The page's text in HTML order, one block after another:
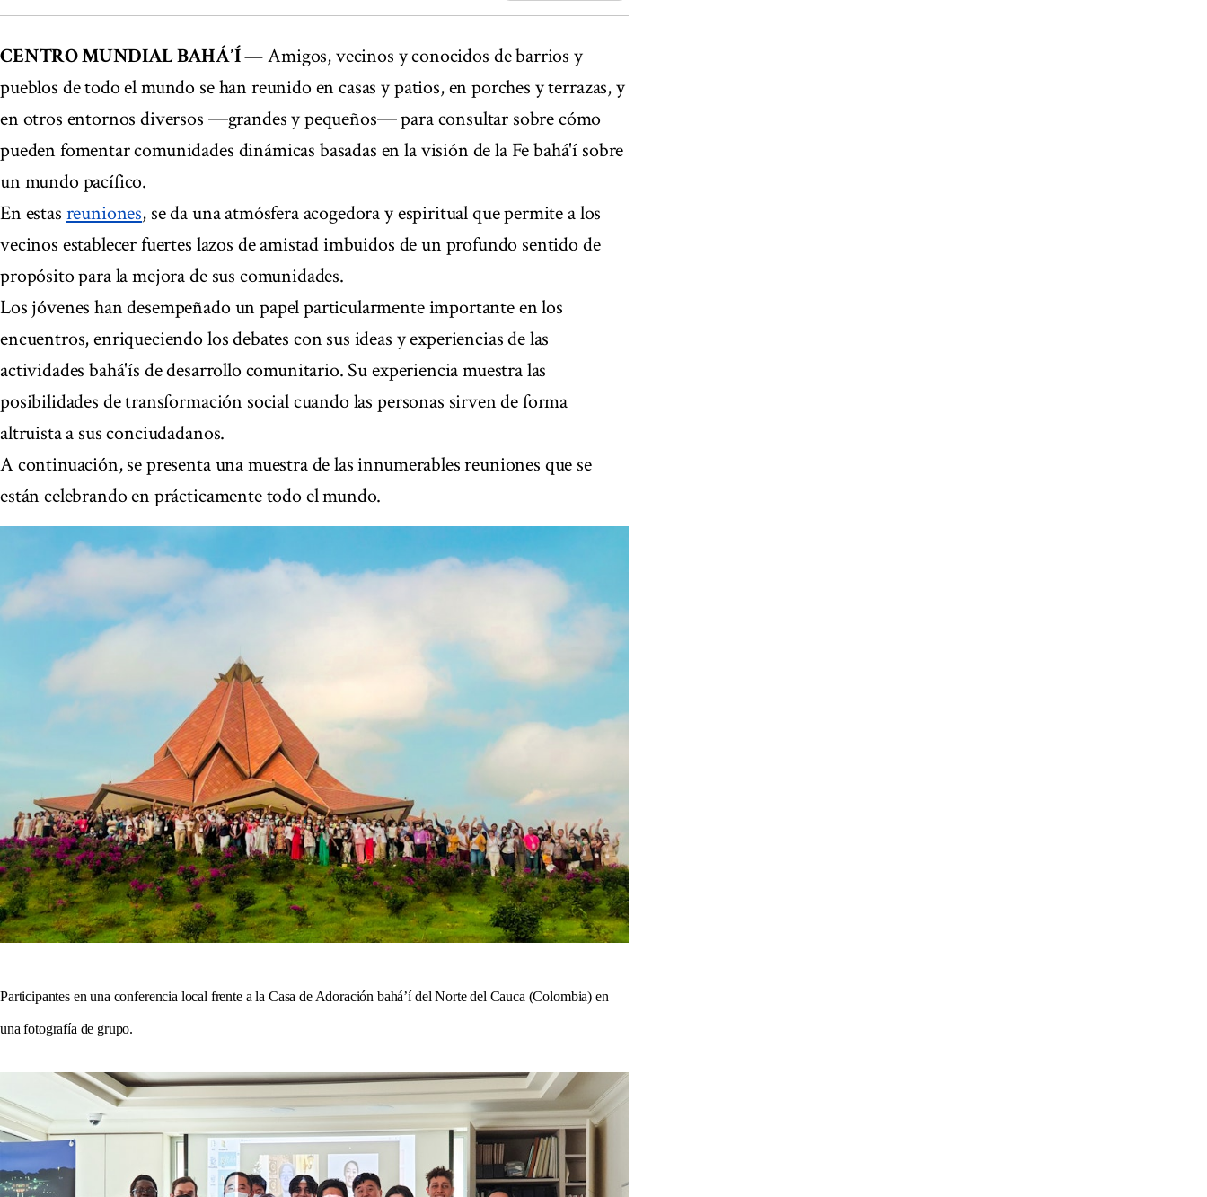
CENTRO MUNDIAL BAHÁʼÍ— Amigos, vecinos y conocidos de barrios y
pueblos de todo el mundo se han reunido en casas y patios, en porches y terrazas, y
en otros entornos diversos ―grandes y pequeños― para consultar sobre cómo
pueden fomentar comunidades dinámicas basadas en la visión de la Fe bahá'í sobre
un mundo pacífico.
En estas reuniones, se da una atmósfera acogedora y espiritual que permite a los
vecinos establecer fuertes lazos de amistad imbuidos de un profundo sentido de
propósito para la mejora de sus comunidades.
Los jóvenes han desempeñado un papel particularmente importante en los
encuentros, enriqueciendo los debates con sus ideas y experiencias de las
actividades bahá'ís de desarrollo comunitario. Su experiencia muestra las
posibilidades de transformación social cuando las personas sirven de forma
altruista a sus conciudadanos.
A continuación, se presenta una muestra de las innumerables reuniones que se
están celebrando en prácticamente todo el mundo.
Participantes en una conferencia local frente a la Casa de Adoración baháʼí del Norte del Cauca (Colombia) en
una fotografía de grupo.